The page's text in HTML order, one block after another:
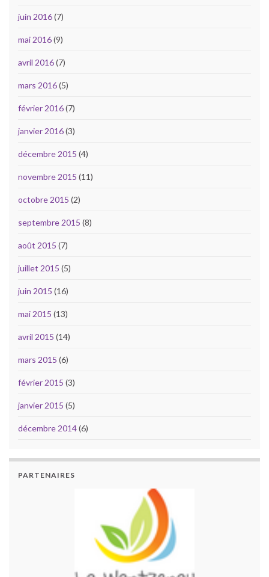
juin 2016(7)
mai 2016(9)
avril 2016(7)
mars 2016(5)
février 2016(7)
janvier 2016(3)
décembre 2015 (4)
novembre 2015 (11)
octobre 2015 (2)
septembre 2015 (8)
août 2015 (7)
juillet 2015 (5)
juin 2015 (16)
mai 2015 (13)
avril 2015 (14)
mars 2015 (6)
février 2015 (3)
janvier 2015 (5)
décembre 2014(6)
PARTENAIRES